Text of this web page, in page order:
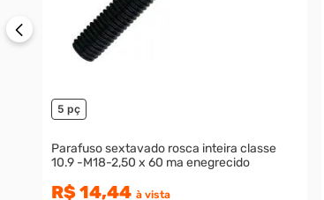
5 pç
Parafuso sextavado rosca inteira classe
10.9 -M18-2,50 x 60 ma enegrecido
R$ 14,44 à vista